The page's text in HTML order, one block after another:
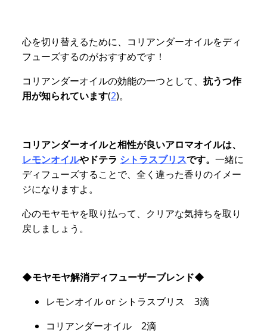
心を切り替えるために、コリアンダーオイルをディ
フューズするのがおすすめです！
コリアンダーオイルの効能の一つとして、 抗うつ作
用が知られています(2)。
コリアンダーオイルと相性が良いアロマオイルは、
レモンオイルやドテラ シトラスブリスです。 一緒に
ディフューズすることで、全く違った香りのイメー
ジになりますよ。
心のモヤモヤを取り払って、クリアな気持ちを取り
戻しましょう。
◆モヤモヤ解消ディフューザーブレンド◆
レモンオイル or シトラスブリス 3滴
コリアンダーオイル 2滴